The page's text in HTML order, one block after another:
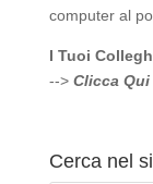
computer al
I Tuoi
--> Clicca Qui
Cerca nel